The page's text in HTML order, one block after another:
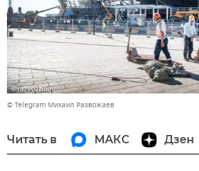
© Telegram Михаил Развожаев
Читать в МАКС Дзен